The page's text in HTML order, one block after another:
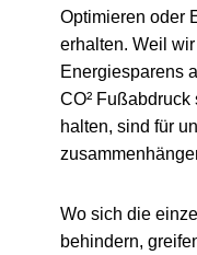
Optimieren oder
erhalten. Weil
Energiesparens
CO²
halten, sind für
Wo sich die
behindern,